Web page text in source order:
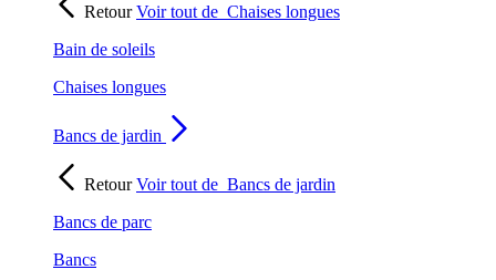
RetourVoir tout de Chaises longues
Bain de soleils
Chaises longues
Bancs de jardin
RetourVoir tout de Bancs de jardin
Bancs de parc
Bancs